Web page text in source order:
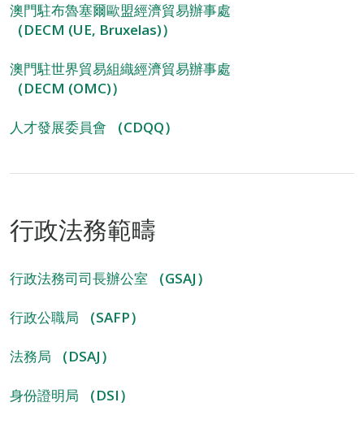
澳門駐布魯塞爾歐盟經濟貿易辦事處
（DECM (UE, Bruxelas)）
澳門駐世界貿易組織經濟貿易辦事處
（DECM (OMC)）
人才發展委員會 （CDQQ）
行政法務範疇
行政法務司司長辦公室 （GSAJ）
行政公職局 （SAFP）
法務局 （DSAJ）
身份證明局 （DSI）